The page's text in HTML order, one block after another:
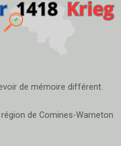
de mémoire différent.
de Comines-Warneton